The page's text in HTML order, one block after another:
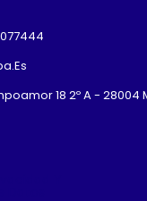
18 2º A - 28004